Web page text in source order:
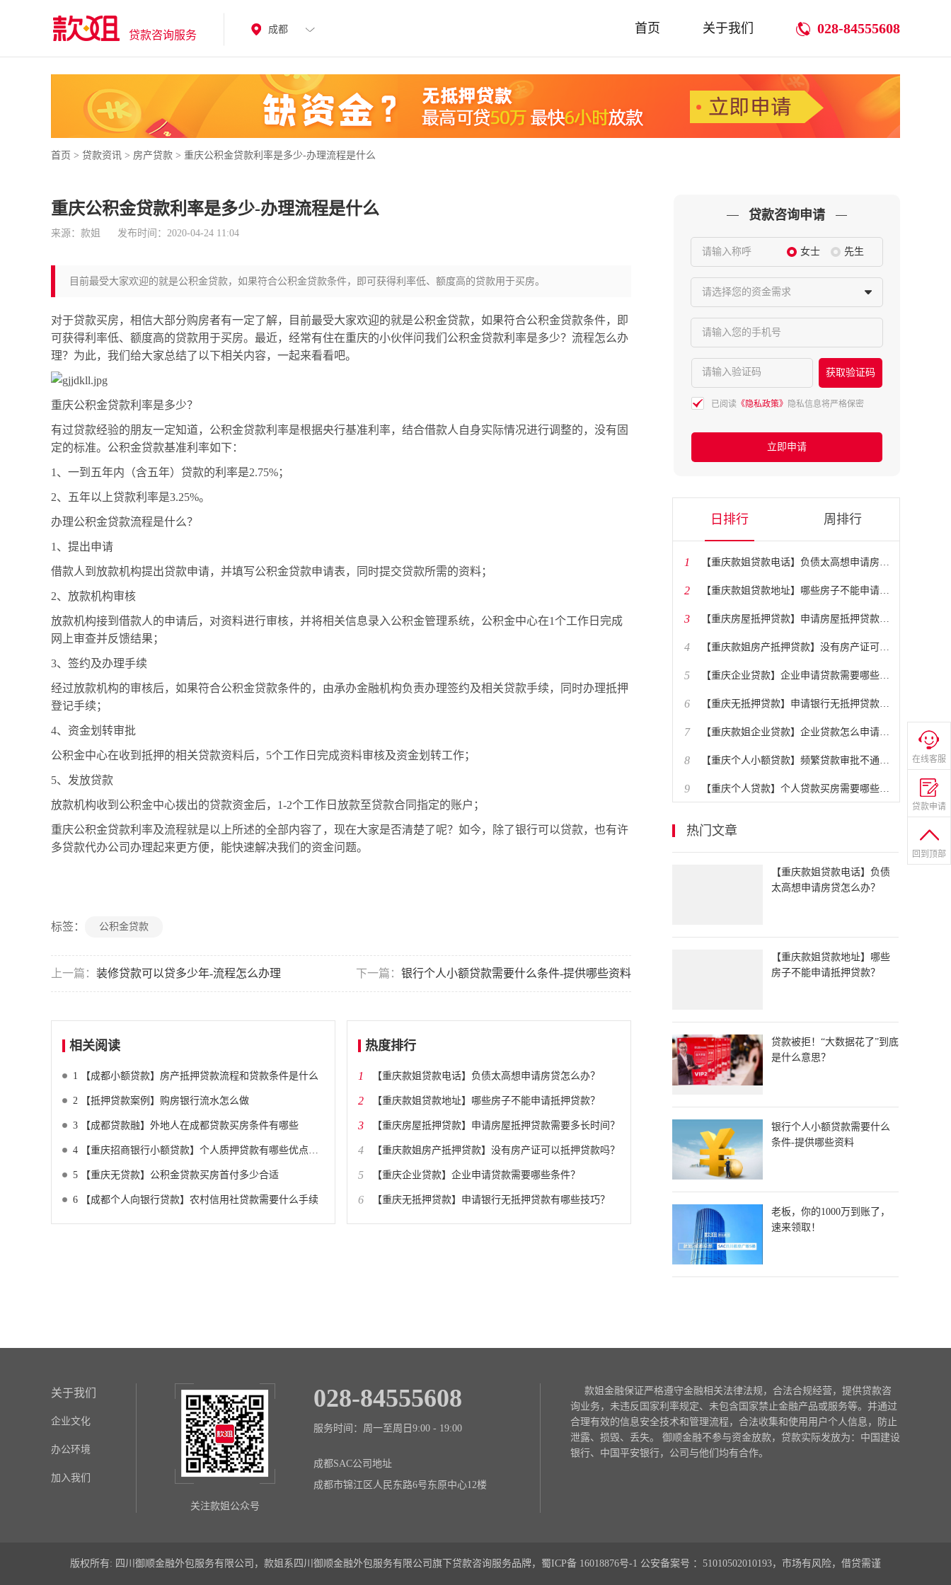
贷款咨询服务 成都 028-84555608
首页 关于我们
首页 > 贷款资讯 > 房产贷款 > 重庆公积金贷款利率是多少-办理流程是什么
重庆公积金贷款利率是多少-办理流程是什么
来源：款姐 发布时间：2020-04-24 11:04
目前最受大家欢迎的就是公积金贷款，如果符合公积金贷款条件，即可获得利率低、额度高的贷款用于买房。
对于贷款买房，相信大部分购房者有一定了解，目前最受大家欢迎的就是公积金贷款，如果符合公积金贷款条件，即
可获得利率低、额度高的贷款用于买房。最近，经常有住在重庆的小伙伴问我们公积金贷款利率是多少？流程怎么办
理？为此，我们给大家总结了以下相关内容，一起来看看吧。
重庆公积金贷款利率是多少？
有过贷款经验的朋友一定知道，公积金贷款利率是根据央行基准利率，结合借款人自身实际情况进行调整的，没有固
定的标准。公积金贷款基准利率如下：
1、一到五年内（含五年）贷款的利率是2.75%；
2、五年以上贷款利率是3.25%。
办理公积金贷款流程是什么？
1、提出申请
借款人到放款机构提出贷款申请，并填写公积金贷款申请表，同时提交贷款所需的资料；
2、放款机构审核
放款机构接到借款人的申请后，对资料进行审核，并将相关信息录入公积金管理系统，公积金中心在1个工作日完成
网上审查并反馈结果；
3、签约及办理手续
经过放款机构的审核后，如果符合公积金贷款条件的，由承办金融机构负责办理签约及相关贷款手续，同时办理抵押
登记手续；
4、资金划转审批
公积金中心在收到抵押的相关贷款资料后，5个工作日完成资料审核及资金划转工作；
5、发放贷款
放款机构收到公积金中心拨出的贷款资金后，1-2个工作日放款至贷款合同指定的账户；
重庆公积金贷款利率及流程就是以上所述的全部内容了，现在大家是否清楚了呢？如今，除了银行可以贷款，也有许
多贷款代办公司办理起来更方便，能快速解决我们的资金问题。
标签： 公积金贷款
上一篇： 装修贷款可以贷多少年-流程怎么办理 下一篇： 银行个人小额贷款需要什么条件-提供哪些资料
相关阅读
1 【成都小额贷款】房产抵押贷款流程和贷款条件是什么
2 【抵押贷款案例】购房银行流水怎么做
3 【成都贷款融】外地人在成都贷款买房条件有哪些
4 【重庆招商银行小额贷款】个人质押贷款有哪些优点，申请条件是什么
5 【重庆无贷款】公积金贷款买房首付多少合适
6 【成都个人向银行贷款】农村信用社贷款需要什么手续
热度排行
1 ​【重庆款姐贷款电话】负债太高想申请房贷怎么办？
2 ​【重庆款姐贷款地址】哪些房子不能申请抵押贷款？
3 ​【重庆房屋抵押贷款】申请房屋抵押贷款需要多长时间？
4 ​【重庆款姐房产抵押贷款】没有房产证可以抵押贷款吗？
5 ​【重庆企业贷款】企业申请贷款需要哪些条件？
6 ​【重庆无抵押贷款】申请银行无抵押贷款有哪些技巧？
贷款咨询申请
请输入称呼 女士 先生
请选择您的资金需求
请输入您的手机号
请输入验证码 获取验证码
已阅读 《隐私政策》 隐私信息将严格保密
立即申请
日排行 周排行
1 ​【重庆款姐贷款电话】负债太高想申请房贷怎么办？
2 ​【重庆款姐贷款地址】哪些房子不能申请抵押贷款？
3 ​【重庆房屋抵押贷款】申请房屋抵押贷款需要多长时间？
4 ​【重庆款姐房产抵押贷款】没有房产证可以抵押贷款吗？
5 ​【重庆企业贷款】企业申请贷款需要哪些条件？
6 ​【重庆无抵押贷款】申请银行无抵押贷款有哪些技巧？
7 ​【重庆款姐企业贷款】企业贷款怎么申请办理？贷款条件是什么？
8 ​【重庆个人小额贷款】频繁贷款审批不通过怎么办？
9 ​【重庆个人贷款】个人贷款买房需要哪些条件？
热门文章
​【重庆款姐贷款电话】负债
太高想申请房贷怎么办？
​【重庆款姐贷款地址】哪些
房子不能申请抵押贷款？
贷款被拒！“大数据花了”到底
是什么意思？
银行个人小额贷款需要什么
条件-提供哪些资料
老板，你的1000万到账了，
速来领取！
关于我们
企业文化
办公环境
加入我们
关注款姐公众号
028-84555608
服务时间：周一至周日9:00 - 19:00
成都SAC公司地址
成都市锦江区人民东路6号东原中心12楼
款姐金融保证严格遵守金融相关法律法规，合法合规经营，提供贷款咨
询业务，未违反国家利率规定、未包含国家禁止金融产品或服务等。并通过
合理有效的信息安全技术和管理流程，合法收集和使用用户个人信息，防止
泄露、损毁、丢失。 御顺金融不参与资金放款，贷款实际发放为：中国建设
银行、中国平安银行，公司与他们均有合作。
版权所有: 四川御顺金融外包服务有限公司，款姐系四川御顺金融外包服务有限公司旗下贷款咨询服务品牌，蜀ICP备 16018876号-1 公安备案号 ：51010502010193，市场有风险，借贷需谨
在线客服
贷款申请
回到顶部